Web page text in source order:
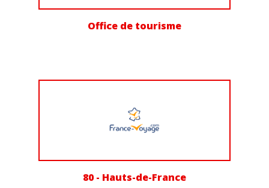
Office de tourisme
80 - Hauts-de-France